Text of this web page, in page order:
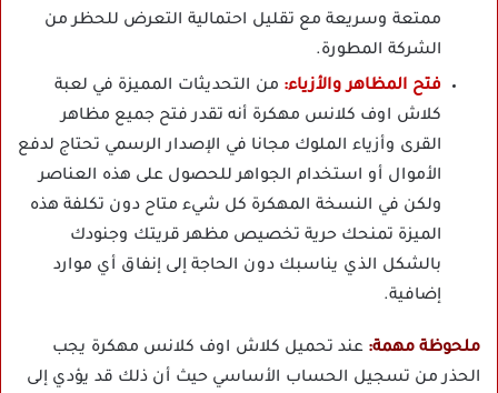
ممتعة وسريعة مع تقليل احتمالية التعرض للحظر من
الشركة المطورة.
فتح المظاهر والأزياء: من التحديثات المميزة في لعبة
كلاش اوف كلانس مهكرة أنه تقدر فتح جميع مظاهر
القرى وأزياء الملوك مجانا في الإصدار الرسمي تحتاج لدفع
الأموال أو استخدام الجواهر للحصول على هذه العناصر
ولكن في النسخة المهكرة كل شيء متاح دون تكلفة هذه
الميزة تمنحك حرية تخصيص مظهر قريتك وجنودك
بالشكل الذي يناسبك دون الحاجة إلى إنفاق أي موارد
إضافية.
ملحوظة مهمة: عند تحميل كلاش اوف كلانس مهكرة يجب
الحذر من تسجيل الحساب الأساسي حيث أن ذلك قد يؤدي إلى